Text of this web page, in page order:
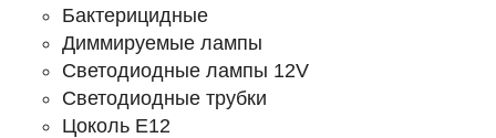
Бактерицидные
Диммируемые лампы
Светодиодные лампы 12V
Светодиодные трубки
Цоколь E12